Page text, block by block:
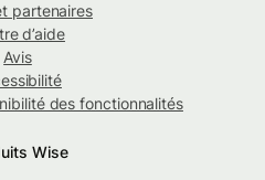
partenaires
d’aide
Avis
des fonctionnalités
Wise